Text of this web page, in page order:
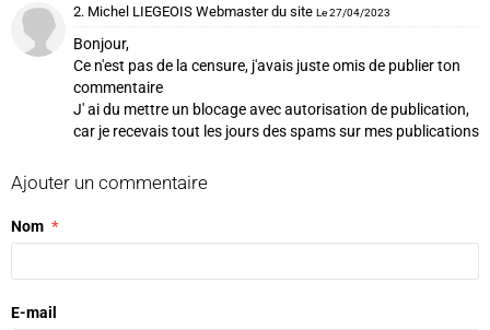
2. Michel LIEGEOIS Webmaster du site Le 27/04/2023
Bonjour,
Ce n'est pas de la censure, j'avais juste omis de publier ton
commentaire
J' ai du mettre un blocage avec autorisation de publication,
car je recevais tout les jours des spams sur mes publications
Ajouter un commentaire
Nom
E-mail